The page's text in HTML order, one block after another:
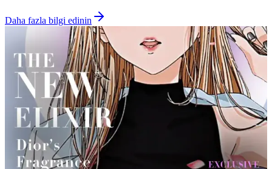
Daha fazla bilgi edinin